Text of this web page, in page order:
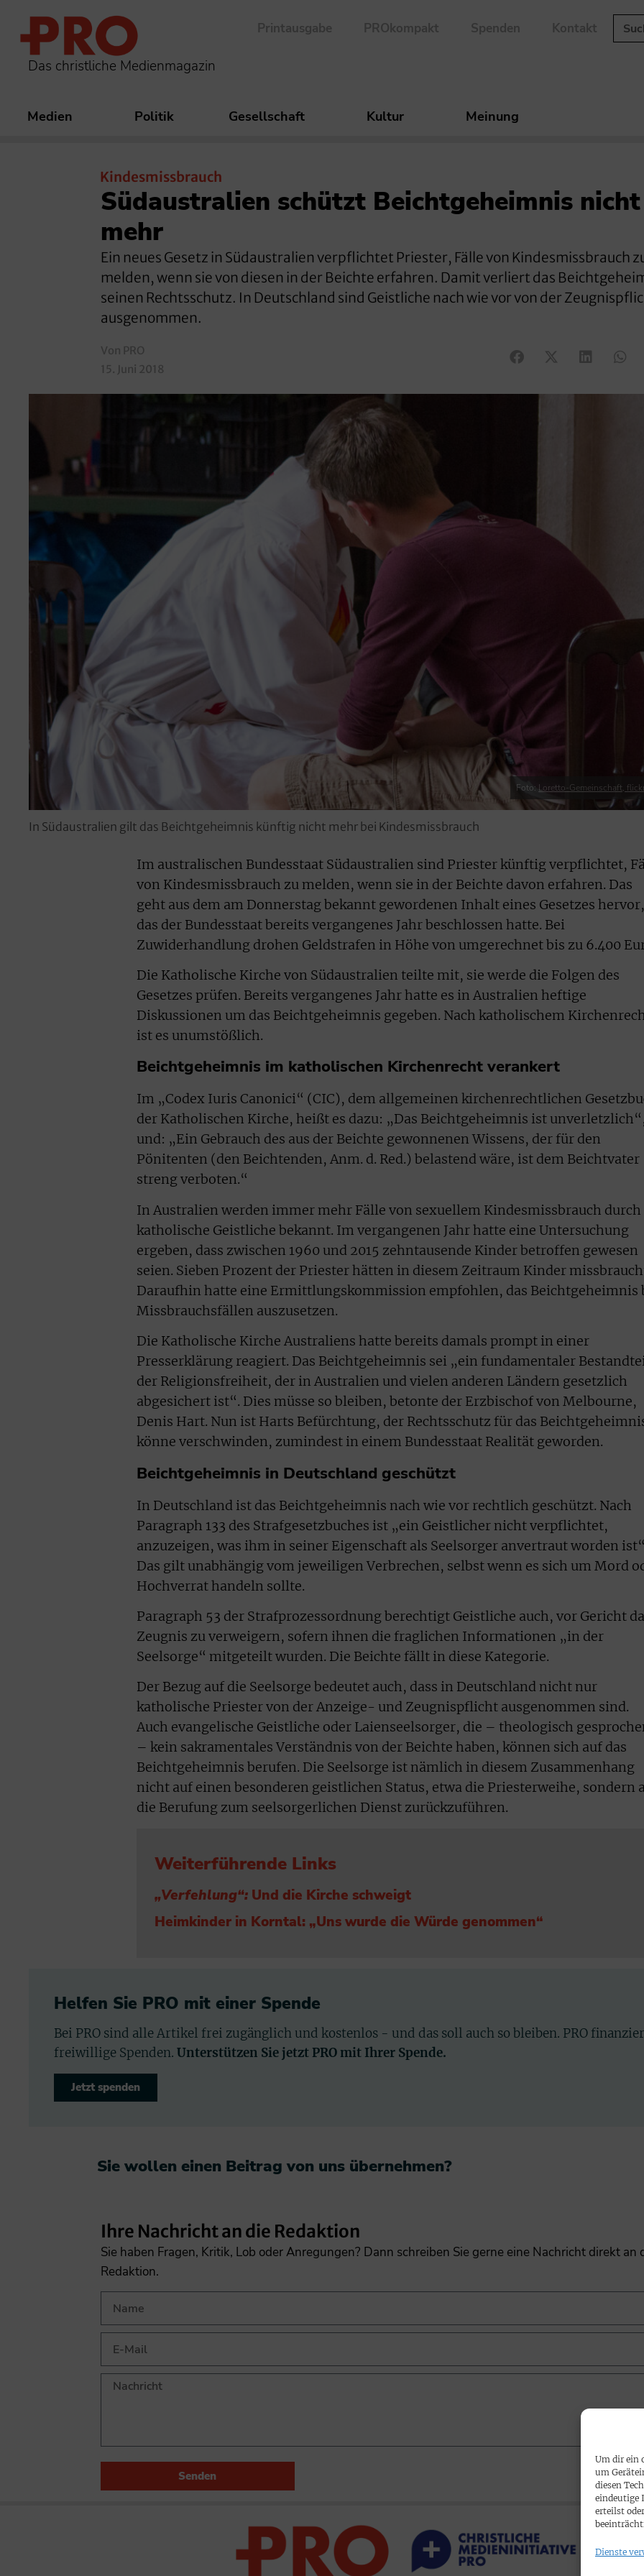
Um dir ein
um
diesen
eindeutige
erteilst
Dienste
Das christliche Medienmagazin
Printausgabe PROkompakt Spenden Kontakt
Medien Politik Gesellschaft Kultur Meinung
Kindesmissbrauch
Südaustralien schützt Beichtgeheimnis nicht
mehr
Ein neues Gesetz in Südaustralien verpflichtet Priester, Fälle von Kindesmissbrauch
melden, wenn sie von diesen in der Beichte erfahren. Damit verliert das
seinen Rechtsschutz. In Deutschland sind Geistliche nach wie vor von der
ausgenommen.
Von PRO
15. Juni 2018
Foto: Loretto-Gemeinschaft,
In Südaustralien gilt das Beichtgeheimnis künftig nicht mehr bei Kindesmissbrauch
Im australischen Bundesstaat Südaustralien sind Priester künftig verpflichtet,
von Kindesmissbrauch zu melden, wenn sie in der Beichte davon erfahren. Das
geht aus dem am Donnerstag bekannt gewordenen Inhalt eines Gesetzes hervor,
das der Bundesstaat bereits vergangenes Jahr beschlossen hatte. Bei
Zuwiderhandlung drohen Geldstrafen in Höhe von umgerechnet bis zu 6.400
Die Katholische Kirche von Südaustralien teilte mit, sie werde die Folgen des
Gesetzes prüfen. Bereits vergangenes Jahr hatte es in Australien heftige
Diskussionen um das Beichtgeheimnis gegeben. Nach katholischem
ist es unumstößlich.
Beichtgeheimnis im katholischen Kirchenrecht verankert
Im „Codex Iuris Canonici“ (CIC), dem allgemeinen kirchenrechtlichen
der Katholischen Kirche, heißt es dazu: „Das Beichtgeheimnis ist unverletzlich“,
und: „Ein Gebrauch des aus der Beichte gewonnenen Wissens, der für den
Pönitenten (den Beichtenden, Anm. d. Red.) belastend wäre, ist dem Beichtvater
streng verboten.“
In Australien werden immer mehr Fälle von sexuellem Kindesmissbrauch durch
katholische Geistliche bekannt. Im vergangenen Jahr hatte eine Untersuchung
ergeben, dass zwischen 1960 und 2015 zehntausende Kinder betroffen gewesen
seien. Sieben Prozent der Priester hätten in diesem Zeitraum Kinder
Daraufhin hatte eine Ermittlungskommission empfohlen, das Beichtgeheimnis
Missbrauchsfällen auszusetzen.
Die Katholische Kirche Australiens hatte bereits damals prompt in einer
Presserklärung reagiert. Das Beichtgeheimnis sei „ein fundamentaler
der Religionsfreiheit, der in Australien und vielen anderen Ländern gesetzlich
abgesichert ist“. Dies müsse so bleiben, betonte der Erzbischof von Melbourne,
Denis Hart. Nun ist Harts Befürchtung, der Rechtsschutz für das
könne verschwinden, zumindest in einem Bundesstaat Realität geworden.
Beichtgeheimnis in Deutschland geschützt
In Deutschland ist das Beichtgeheimnis nach wie vor rechtlich geschützt. Nach
Paragraph 133 des Strafgesetzbuches ist „ein Geistlicher nicht verpflichtet,
anzuzeigen, was ihm in seiner Eigenschaft als Seelsorger anvertraut worden
Das gilt unabhängig vom jeweiligen Verbrechen, selbst wenn es sich um Mord
Hochverrat handeln sollte.
Paragraph 53 der Strafprozessordnung berechtigt Geistliche auch, vor Gericht
Zeugnis zu verweigern, sofern ihnen die fraglichen Informationen „in der
Seelsorge“ mitgeteilt wurden. Die Beichte fällt in diese Kategorie.
Der Bezug auf die Seelsorge bedeutet auch, dass in Deutschland nicht nur
katholische Priester von der Anzeige- und Zeugnispflicht ausgenommen sind.
Auch evangelische Geistliche oder Laienseelsorger, die – theologisch
– kein sakramentales Verständnis von der Beichte haben, können sich auf das
Beichtgeheimnis berufen. Die Seelsorge ist nämlich in diesem Zusammenhang
nicht auf einen besonderen geistlichen Status, etwa die Priesterweihe, sondern
die Berufung zum seelsorgerlichen Dienst zurückzuführen.
Weiterführende Links
„Verfehlung“: Und die Kirche schweigt
Heimkinder in Korntal: „Uns wurde die Würde genommen“
Helfen Sie PRO mit einer Spende
Bei PRO sind alle Artikel frei zugänglich und kostenlos - und das soll auch so bleiben. PRO
freiwillige Spenden. Unterstützen Sie jetzt PRO mit Ihrer Spende.
Jetzt spenden
Sie wollen einen Beitrag von uns übernehmen?​
Ihre Nachricht an die Redaktion
Sie haben Fragen, Kritik, Lob oder Anregungen? Dann schreiben Sie gerne eine Nachricht direkt an
Redaktion.
Senden